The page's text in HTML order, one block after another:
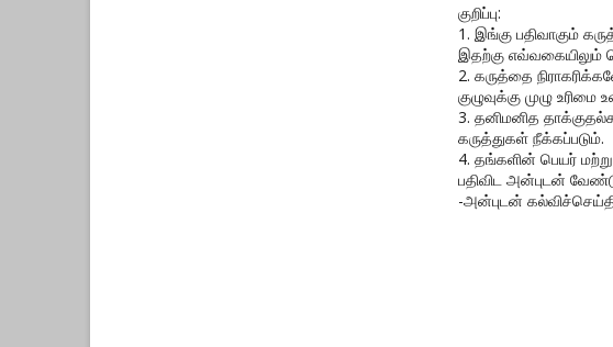
குறிப்பு:
1. இங்கு பதிவாகும்
இதற்கு எவ்வகையிலும்
2. கருத்தை
குழுவுக்கு முழு உரிமை
3. தனிமனித
கருத்துகள் நீக்கப்படும்.
4. தங்களின் பெயர்
பதிவிட அன்புடன்
-அன்புடன்